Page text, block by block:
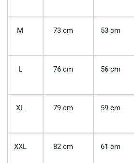
M 73 cm 53 cm
L 76 cm 56 cm
XL 79 cm 59 cm
XXL 82 cm 61 cm